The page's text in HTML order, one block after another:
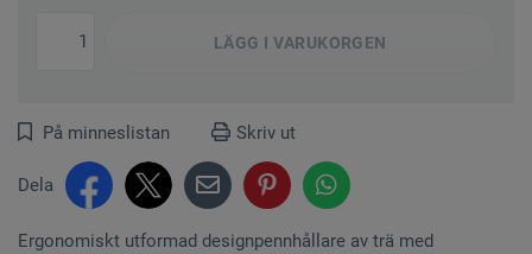
LÄGG I VARUKORGEN
På minneslistan Skriv ut
Dela
Ergonomiskt utformad designpennhållare av trä med